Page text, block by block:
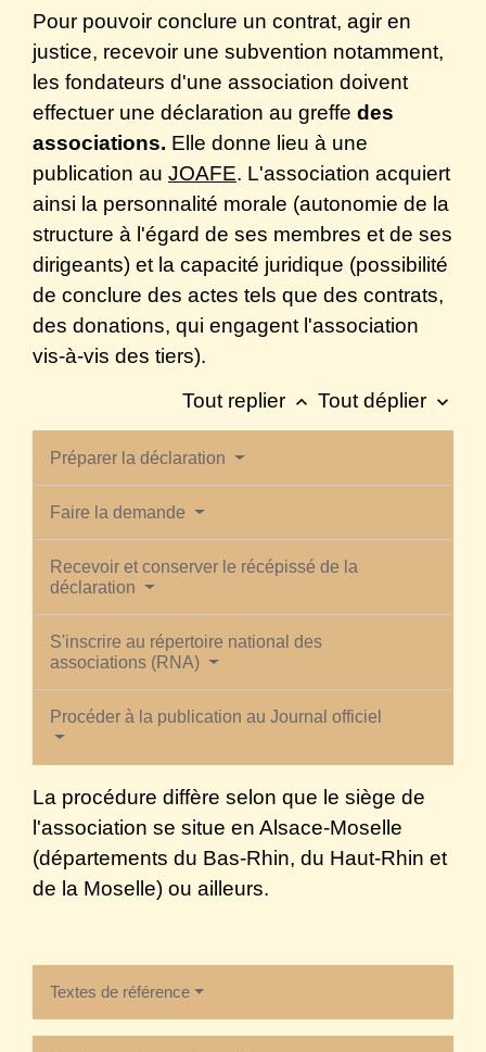
Pour pouvoir conclure un contrat, agir en
justice, recevoir une subvention notamment,
les fondateurs d'une association doivent
effectuer une déclaration au greffe des
associations. Elle donne lieu à une
publication au JOAFE. L'association acquiert
ainsi la personnalité morale (autonomie de la
structure à l'égard de ses membres et de ses
dirigeants) et la capacité juridique (possibilité
de conclure des actes tels que des contrats,
des donations, qui engagent l'association
vis-à-vis des tiers).
Tout replier keyboard_arrow_up Tout déplier keyboard_arrow_down
Préparer la déclaration
Faire la demande
Recevoir et conserver le récépissé de la
déclaration
S'inscrire au répertoire national des
associations (RNA)
Procéder à la publication au Journal officiel
La procédure diffère selon que le siège de
l'association se situe en Alsace-Moselle
(départements du Bas-Rhin, du Haut-Rhin et
de la Moselle) ou ailleurs.
Textes de référence